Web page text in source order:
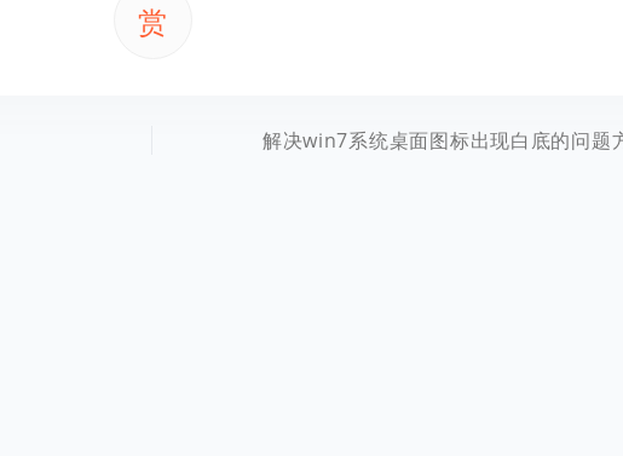
赏
解决win7系统桌面图标出现白底的问题